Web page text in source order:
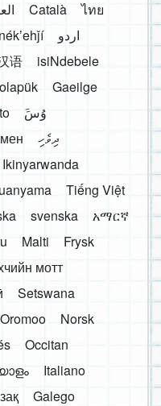
Català
ไทย
اردو
语
isiNdebele
Gaeilge
َوُسَ
ދިވެހި
Ikinyarwanda
Tiếng Việt
svenska
አማርኛ
Malti
Frysk
мотт
Setswana
Norsk
Occitan
Italiano
Galego